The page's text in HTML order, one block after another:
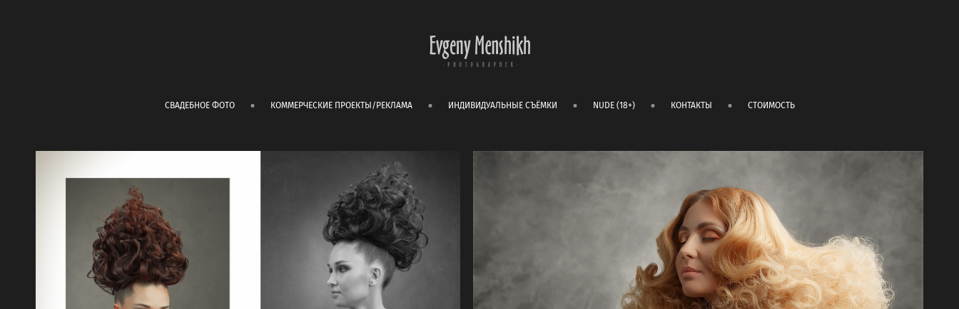
СВАДЕБНОЕ ФОТО КОММЕРЧЕСКИЕ ПРОЕКТЫ/РЕКЛАМА ИНДИВИДУАЛЬНЫЕ СЪЁМКИ NUDE (18+) КОНТАКТЫ СТОИМОСТЬ